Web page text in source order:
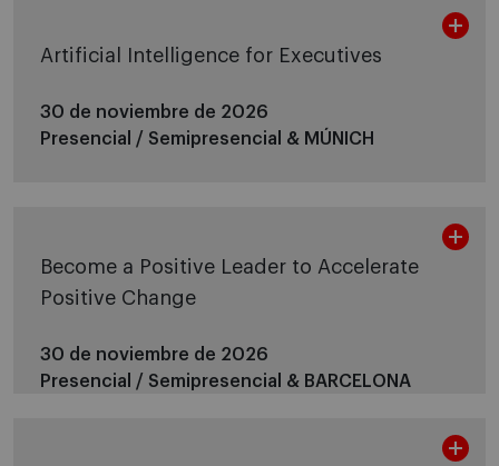
Artificial Intelligence for Executives
30 de noviembre de 2026
Presencial / Semipresencial & MÚNICH
Become a Positive Leader to Accelerate
Positive Change
30 de noviembre de 2026
Presencial / Semipresencial & BARCELONA